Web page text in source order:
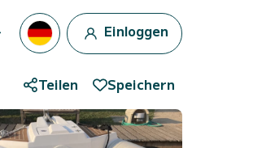
Einloggen
Teilen Speichern